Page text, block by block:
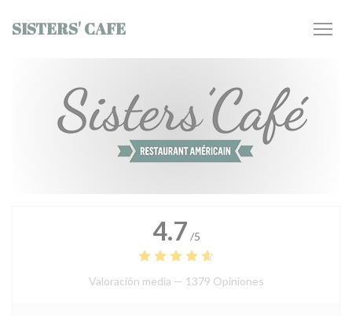
SISTERS' CAFE
4.7 /5
Valoración media — 1379 Opiniones